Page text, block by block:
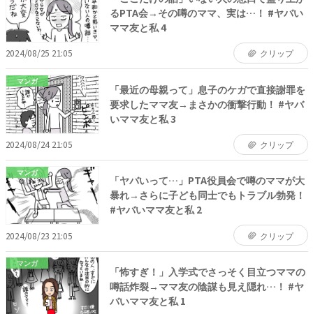
るPTA会→その噂のママ、実は…！ #ヤバい
ママ友と私 4
2024/08/25 21:05 クリップ
マンガ
「最近の母親って」息子のケガで直接謝罪を
要求したママ友→まさかの衝撃行動！ #ヤバ
いママ友と私 3
2024/08/24 21:05 クリップ
マンガ
「ヤバいって…」PTA役員会で噂のママが大
暴れ→さらに子ども同士でもトラブル勃発！
#ヤバいママ友と私 2
2024/08/23 21:05 クリップ
マンガ
「怖すぎ！」入学式でさっそく目立つママの
噂話炸裂→ママ友の陰謀も見え隠れ…！ #ヤ
バいママ友と私 1